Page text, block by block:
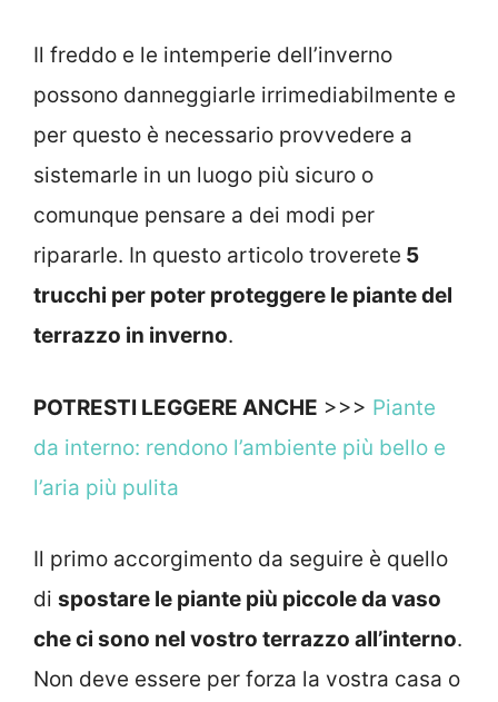
Il freddo e le intemperie dell’inverno
possono danneggiarle irrimediabilmente e
per questo è necessario provvedere a
sistemarle in un luogo più sicuro o
comunque pensare a dei modi per
ripararle. In questo articolo troverete 5
trucchi per poter proteggere le piante del
terrazzo in inverno.
POTRESTI LEGGERE ANCHE >>> Piante
da interno: rendono l’ambiente più bello e
l’aria più pulita
Il primo accorgimento da seguire è quello
di spostare le piante più piccole da vaso
che ci sono nel vostro terrazzo all’interno.
Non deve essere per forza la vostra casa o